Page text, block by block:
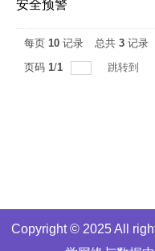
安全预警
每页 10 记录 总共 3 记录
页码 1/1 跳转到
Copyright © 2025 All